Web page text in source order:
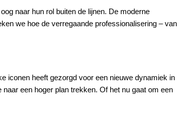
naar hun rol buiten de lijnen. De moderne
we hoe de verregaande professionalisering – van
iconen heeft gezorgd voor een nieuwe dynamiek in
een hoger plan trekken. Of het nu gaat om een